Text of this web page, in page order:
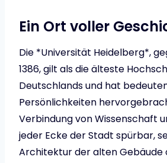
Ein Ort voller
Die *Universität Heidelberg*,
1386, gilt als die älteste
Deutschlands und hat
Persönlichkeiten
Verbindung von Wissenschaft
jeder Ecke der Stadt spürbar,
Architektur der alten Gebäude